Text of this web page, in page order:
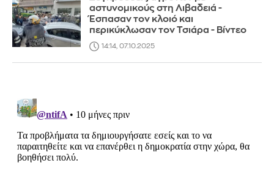
αστυνομικούς στη Λιβαδειά -
Έσπασαν τον κλοιό και
περικύκλωσαν τον Τσιάρα - Βίντεο
14:14, 07.10.2025